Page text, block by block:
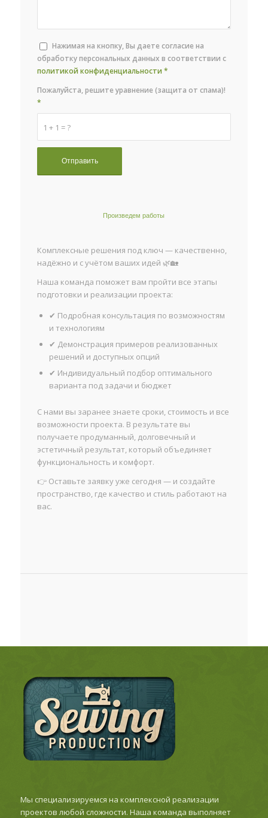
Нажимая на кнопку, Вы даете согласие на
обработку персональных данных в соответствии с
политикой конфиденциальности *
1 + 1 = ?
Пожалуйста, решите уравнение (защита от спама)!
*
Произведем работы
Комплексные решения под ключ — качественно,
надёжно и с учётом ваших идей 🌿🏡
Наша команда поможет вам пройти все этапы
подготовки и реализации проекта:
✔ Подробная консультация по возможностям
и технологиям
✔ Демонстрация примеров реализованных
решений и доступных опций
✔ Индивидуальный подбор оптимального
варианта под задачи и бюджет
С нами вы заранее знаете сроки, стоимость и все
возможности проекта. В результате вы
получаете продуманный, долговечный и
эстетичный результат, который объединяет
функциональность и комфорт.
👉 Оставьте заявку уже сегодня — и создайте
пространство, где качество и стиль работают на
вас.
Мы специализируемся на комплексной реализации
проектов любой сложности. Наша команда выполняет